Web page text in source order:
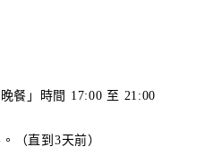
餐」時間 17:00 至 21:00
（直到3天前）